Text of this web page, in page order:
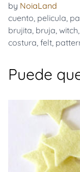
by NoiaLand
cuento, pelicula,
brujita, bruja, witch,
costura, felt,
Puede